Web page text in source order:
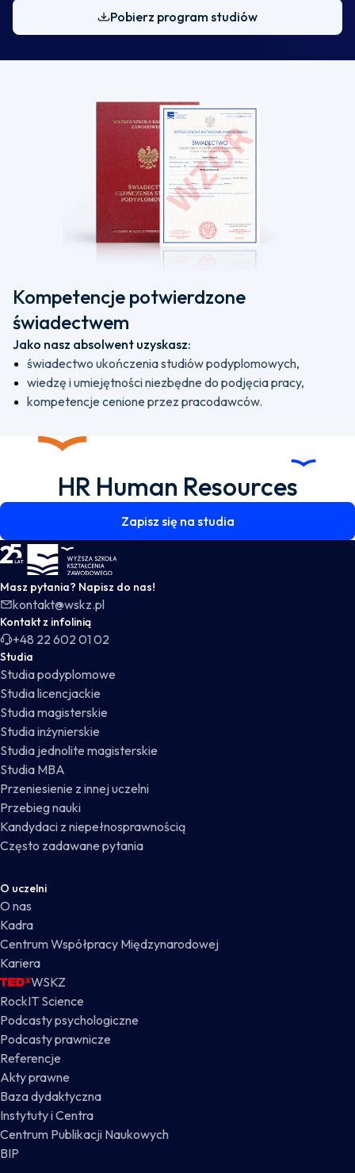
Pobierz program studiów
Kompetencje potwierdzone
świadectwem
Jako nasz absolwent uzyskasz:
świadectwo ukończenia studiów podyplomowych,
wiedzę i umiejętności niezbędne do podjęcia pracy,
kompetencje cenione przez pracodawców.
HR Human Resources
Zapisz się na studia
WSKZ - strona główna
Masz pytania? Napisz do nas!
kontakt@wskz.pl
Kontakt z infolinią
+48 22 602 01 02
Studia
Studia podyplomowe
Studia licencjackie
Studia magisterskie
Studia inżynierskie
Studia jednolite magisterskie
Studia MBA
Przeniesienie z innej uczelni
Przebieg nauki
Kandydaci z niepełnosprawnością
Często zadawane pytania
O uczelni
O nas
Kadra
Centrum Współpracy Międzynarodowej
Kariera
WSKZ
RockIT Science
Podcasty psychologiczne
Podcasty prawnicze
Referencje
Akty prawne
Baza dydaktyczna
Instytuty i Centra
Centrum Publikacji Naukowych
BIP